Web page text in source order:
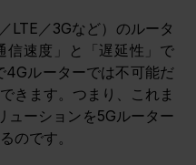
LTE／3Gなど）のルータ
信速度」と「遅延性」で
4Gルーターでは不可能だ
きます。つまり、これま
ューションを5Gルーター
のです。